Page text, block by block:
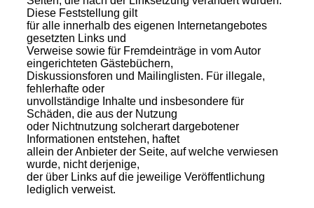
Diese Feststellung gilt
für alle innerhalb des eigenen Internetangebotes
gesetzten Links und
Verweise sowie für Fremdeinträge in vom Autor
eingerichteten Gästebüchern,
Diskussionsforen und Mailinglisten. Für illegale,
fehlerhafte oder
unvollständige Inhalte und insbesondere für
Schäden, die aus der Nutzung
oder Nichtnutzung solcherart dargebotener
Informationen entstehen, haftet
allein der Anbieter der Seite, auf welche verwiesen
wurde, nicht derjenige,
der über Links auf die jeweilige Veröffentlichung
lediglich verweist.